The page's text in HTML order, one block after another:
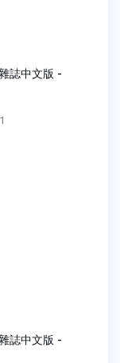
誌中文版 -
誌中文版 -